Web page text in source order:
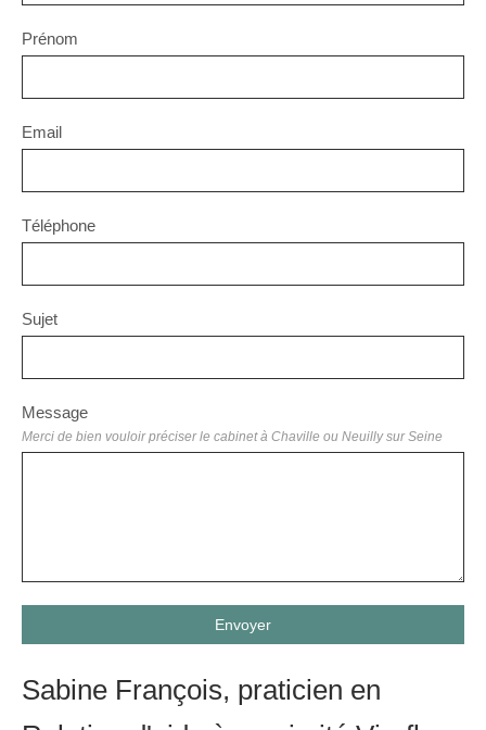
Prénom
Email
Téléphone
Sujet
Message
Merci de bien vouloir préciser le cabinet à Chaville ou Neuilly sur Seine
Envoyer
Sabine François, praticien en